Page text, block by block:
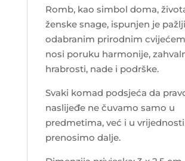
Romb, kao simbol doma,
ženske snage, ispunjen je
odabranim prirodnim
nosi poruku harmonije,
hrabrosti, nade i podrške.
Svaki komad podsjeća da
naslijeđe ne čuvamo samo u
predmetima, već i u
prenosimo dalje.